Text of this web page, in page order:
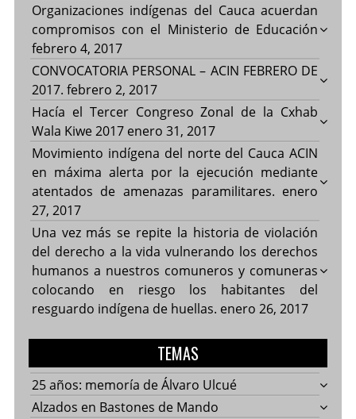
Organizaciones indígenas del Cauca acuerdan
compromisos con el Ministerio de Educación
febrero 4, 2017
CONVOCATORIA PERSONAL – ACIN FEBRERO DE
2017. febrero 2, 2017
Hacía el Tercer Congreso Zonal de la Cxhab
Wala Kiwe 2017 enero 31, 2017
Movimiento indígena del norte del Cauca ACIN
en máxima alerta por la ejecución mediante
atentados de amenazas paramilitares. enero
27, 2017
Una vez más se repite la historia de violación
del derecho a la vida vulnerando los derechos
humanos a nuestros comuneros y comuneras
colocando en riesgo los habitantes del
resguardo indígena de huellas. enero 26, 2017
TEMAS
25 años: memoría de Álvaro Ulcué
Alzados en Bastones de Mando